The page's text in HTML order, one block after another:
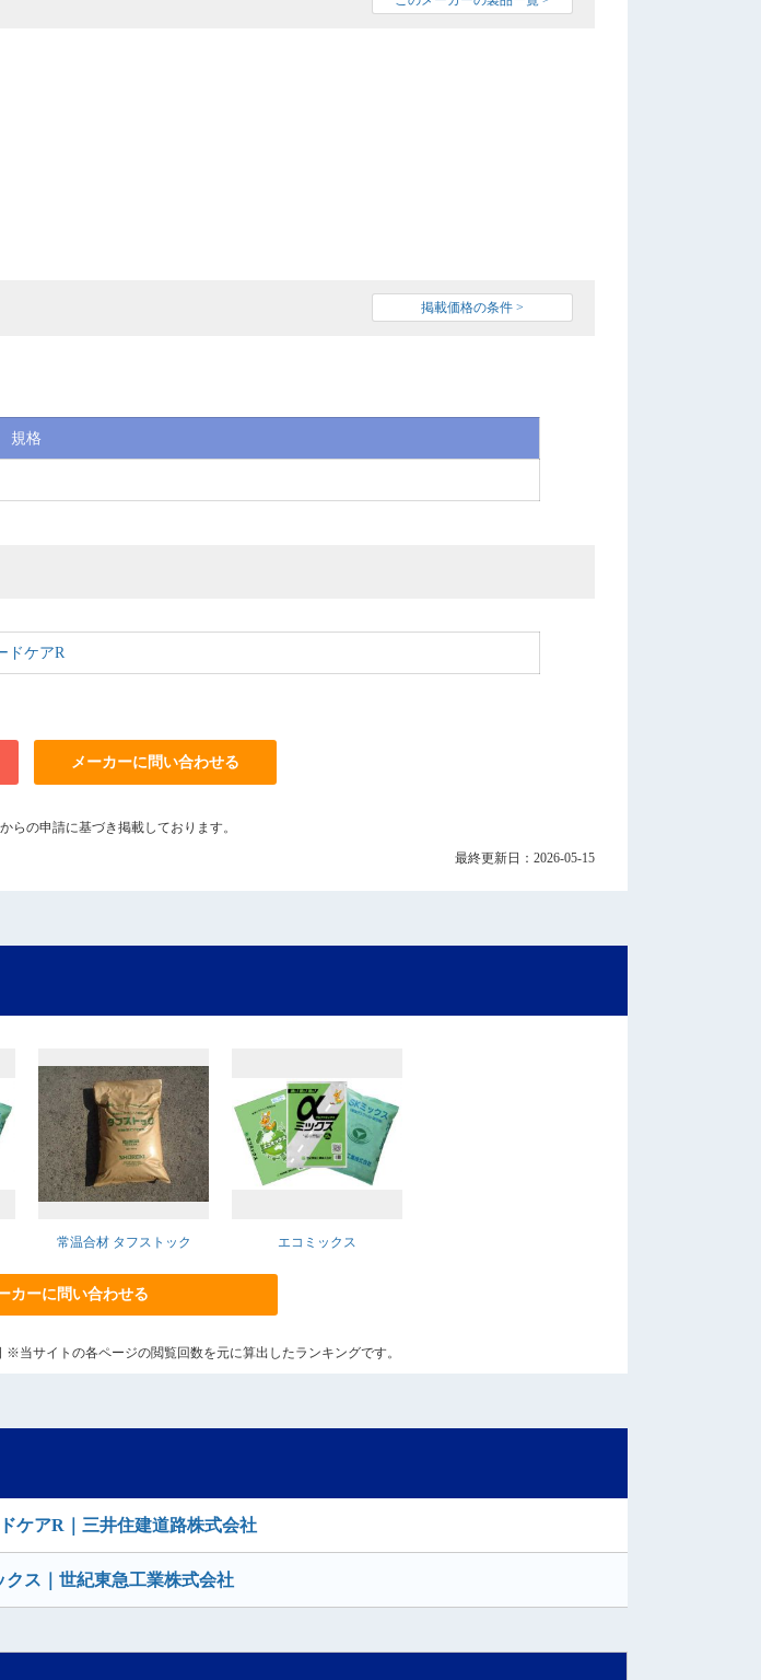
掲載価格の条件 >
規格
ドケアR
メーカーに問い合わせる
らの申請に基づき掲載しております。
最終更新日：2026-05-15
常温合材 タフストック エコミックス
カーに問い合わせる
※当サイトの各ページの閲覧回数を元に算出したランキングです。
ケアR｜三井住建道路株式会社
ス｜世紀東急工業株式会社